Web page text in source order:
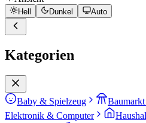
Hell Dunkel Auto
Kategorien
Baby & Spielzeug
Elektronik & Computer